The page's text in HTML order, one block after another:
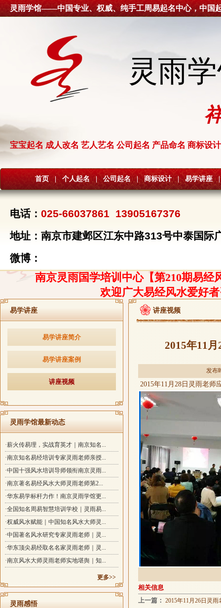
灵雨学馆——中国专业、权威、纯手工周易起名中心，中国
灵雨
宝宝起名 成人改名 艺人艺名 公司起名 产品命名 商标设计
首页 | 个人起名 | 公司起名 | 商标设计 | 易学讲座 |
电话： 025-66037861 13905167376
地址：南京市建邺区江东中路313号中泰国际
微博：
南京灵雨国学培训中心【第210期易经
欢迎广大易经风水爱好
易学讲座
易学讲座简介
易学讲座案例
讲座视频
灵雨学馆最新动态
·薪火传易理，实战育英才｜南京知名...
·南京知名易经培训专家灵雨老师亲授...
·中国十强风水培训导师领衔南京灵雨...
·南京著名易经风水大师灵雨老师第2...
·华东易学标杆力作！南京灵雨学馆更...
·全国知名周易智慧培训学校｜灵雨易...
·权威风水赋能｜中国知名风水大师灵...
·中国著名风水研究专家灵雨老师｜灵...
·华东顶尖易经取名名家灵雨老师｜灵...
·南京风水大师灵雨老师实地堪舆｜知...
更多>>
灵雨感悟
讲座视频
2015年11
发布
2015年11 月 28 日灵雨老师
相关信息
上一篇： 2015年11月26日灵